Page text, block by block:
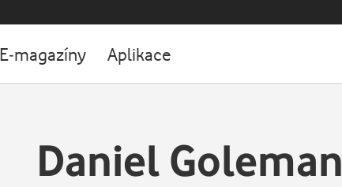
E-magazíny Aplikace
Daniel Goleman